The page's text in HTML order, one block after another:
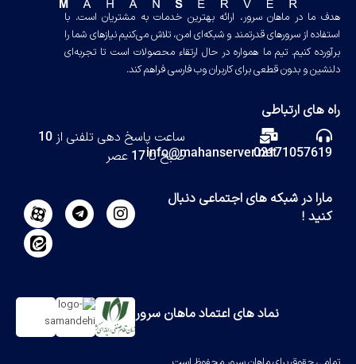
هدف ما در ماهان سرور، ارائه بهترین خدمات به مشتریان است. با
استفاده از سرورهای قدرتمند و شبکه‌ای امن، تلاش می‌کنیم نیازهای شما را
برآورده کنیم. تیم ما همواره در حال ارتقاء محصولات است تا تجربه‌ای
دلنشین و بدون قطعی برای کاربران وب فارسی فراهم کند.
راه های ارتباطی
02171057619
info@mahanserver.net
ساعت پاسخ دهی تلفنی از 10
صبح تا 17 عصر
مارا در شبکه های اجتماعی دنبال
کنید !
تمامی حقوق برای ماهان سرور محفوظ است
نماد های اعتماد ماهان سرور